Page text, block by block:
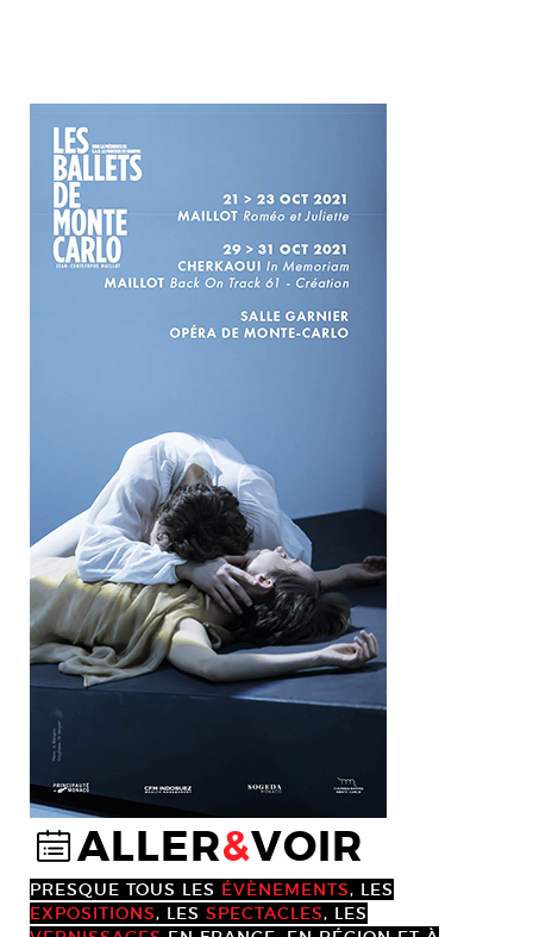
@ALLER&VOIR
PRESQUE TOUS LES ÉVÈNEMENTS, LES
EXPOSITIONS, LES SPECTACLES, LES